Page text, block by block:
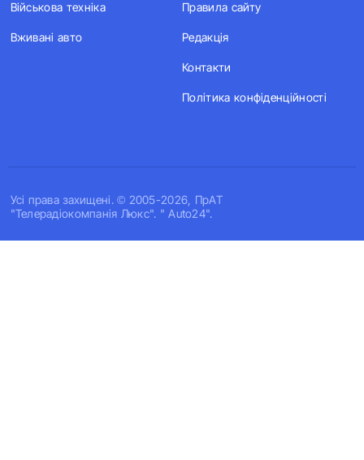
Усi права захищенi. © 2005-2026, ПрАТ
"Телерадіокомпанія Люкс". " Auto24".
Військова техніка
Вживані авто
Правила сайту
Редакція
Контакти
Політика конфіденційності